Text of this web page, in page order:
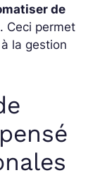
de
. Ceci permet
la gestion